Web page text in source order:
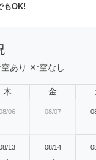
もOK!
空あり ✕:空なし
木 金
06 08/07
13 08/14